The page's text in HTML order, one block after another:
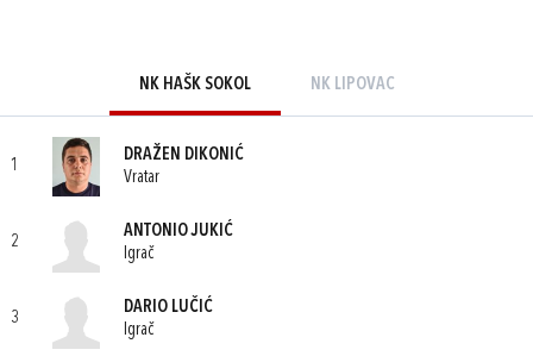
NK HAŠK SOKOL NK LIPOVAC
1
DRAŽEN DIKONIĆ
Vratar
2
ANTONIO JUKIĆ
Igrač
3
DARIO LUČIĆ
Igrač